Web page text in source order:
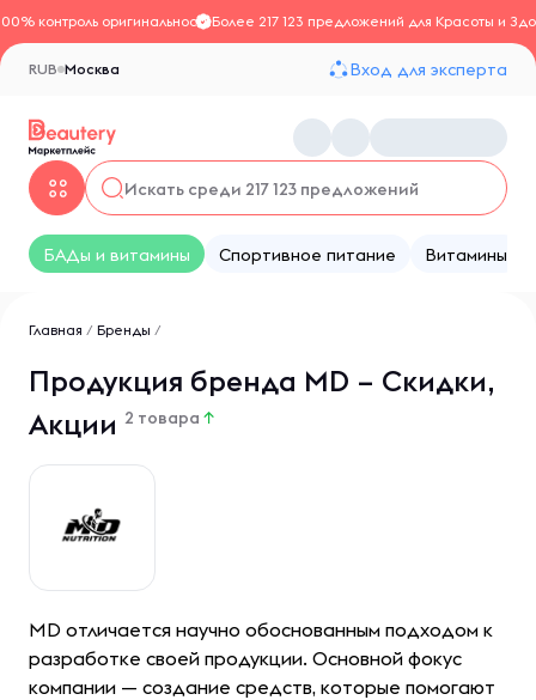
контроль оригинальностиБолее 217 123 предложений для Красоты и
Москва
RUB Вход для эксперта
БАДы и витамины Спортивное питание Витамины
Главная / Бренды /
Продукция бренда MD – Скидки,
Акции 2 товара ↑
MD отличается научно обоснованным подходом к
разработке своей продукции. Основной фокус
компании — создание средств, которые помогают